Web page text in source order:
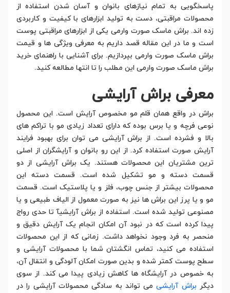
پاسخگویی به تمام نیازهای بانوان و آسان شدن استفاده از
محصولات مراقبتی، دست به تولید ابزارهای با کیفیت و کاربردی
زده اند. براش ماسک صورت وارمی یکی از ابزارهای مراقبتی پوست
است و ما در این مقاله قصد داریم به معرفی ویژگی ها و قیمت
براش ماسک صورت وارمی بپردازیم. برای آشنایی با راهنمای خرید
براش ماسک صورت وارمی این مطلب را تا انتها مطالعه کنید.
معرفی براش آرایشی
براش در واقع همان قلم مو مخصوص آرایش است. این محصول
نوعی فرچه و یا برس بوده که دارای تعداد زیادی مو با تراکم های
بالا و فشرده است. از براش آرایشی می توان برای بهبود فرایند
آرایش صورت استفاده کرد. از این رو بانوان و آرایشگران از اصلی
ترین مشتریان این محصولات هستند. یک براش آرایشی از دو
قسمت دسته و مو تشکیل شده است. قسمت دسته این
محصولات بیشتر از جنس چوب، فلز و یا پلاستیک است. قسمت
مو و یا پرز این براش ها نیز به صورت معمول از الیاف طبیعی و یا
مصنوعی تولید شده است. استفاده از براش آرایشیآ تا حدی رواج
پیدا کرده است که در نبود آن امکان انجام یک آرایش دقیق و
منحصر به فرد وجود نخواهد داشت. زمانی که از این محصولات
استفاده می کنید، تماس انگشتان شما با محصولات آرایشی و
سطح پوست کمتر شده و بدین صورت امکان آلودگی و انتقال آن،
به خصوص در آرایشگاه ها کاهش زیادی پیدا می کند. از سوی
دیگر براش آرایشیمی تواند به سادگی محصولات آرایشی را در